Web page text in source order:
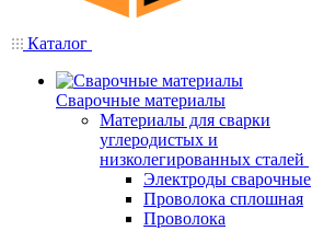
Каталог
Сварочные материалы
Материалы для сварки
углеродистых и
низколегированных сталей
Электроды сварочные
Проволока сплошная
Проволока